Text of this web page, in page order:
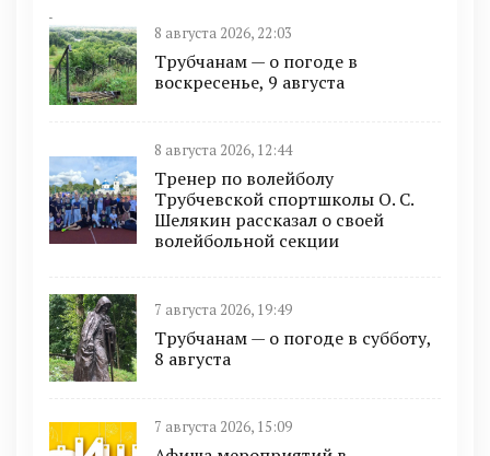
8 августа 2026, 22:03
Трубчанам — о погоде в
воскресенье, 9 августа
8 августа 2026, 12:44
Тренер по волейболу
Трубчевской спортшколы О. С.
Шелякин рассказал о своей
волейбольной секции
7 августа 2026, 19:49
Трубчанам — о погоде в субботу,
8 августа
7 августа 2026, 15:09